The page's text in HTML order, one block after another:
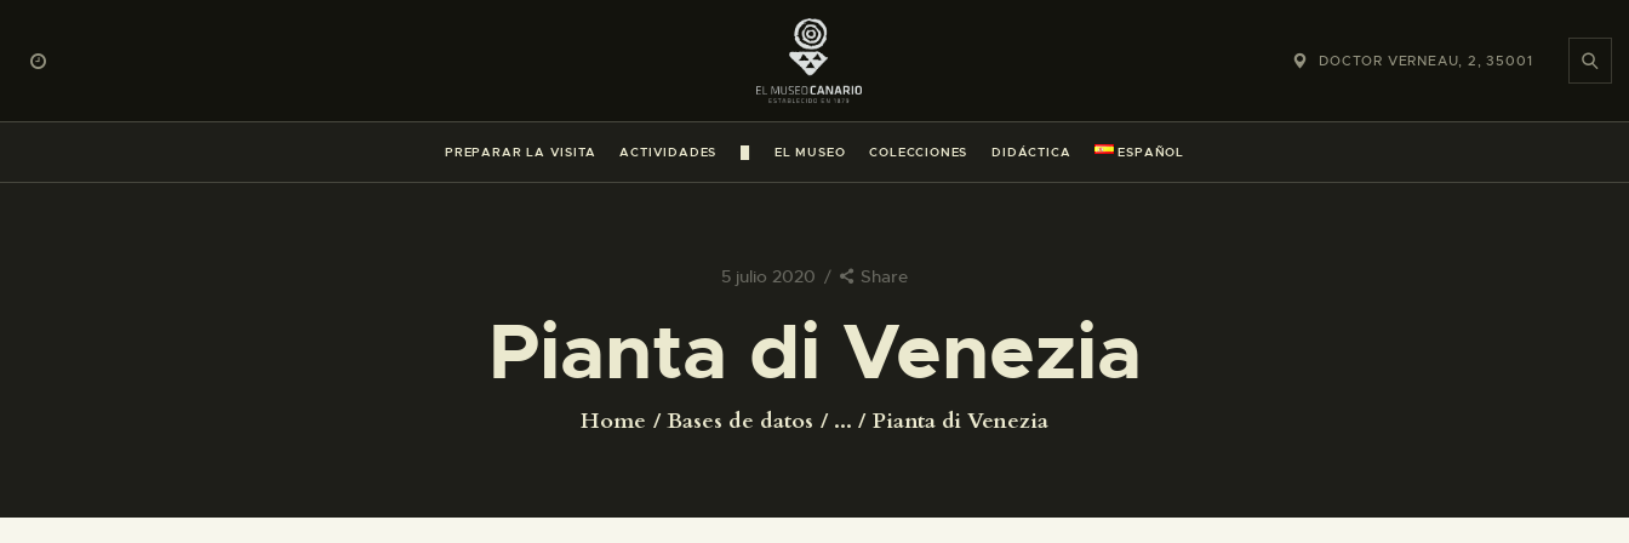
DOCTOR VERNEAU, 2, 35001
PREPARAR LA VISITA ACTIVIDADES EL MUSEO COLECCIONES DIDÁCTICA ESPAÑOL
5 julio 2020 Share
Pianta di Venezia
Home Bases de datos ... Pianta di Venezia
PREPARAR LA VISITA
ACTIVIDADES
█
COLECCIONES
DIDÁCTICA